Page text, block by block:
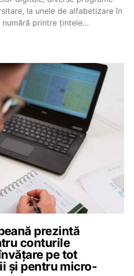
la unele de alfabetizare în
numără printre țintele…
prezintă
conturile
pe tot
și pentru micro-